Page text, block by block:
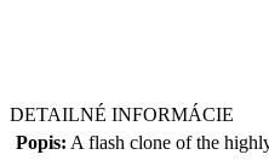
DETAILNÉ INFORMÁCIE
Popis: A flash clone of the